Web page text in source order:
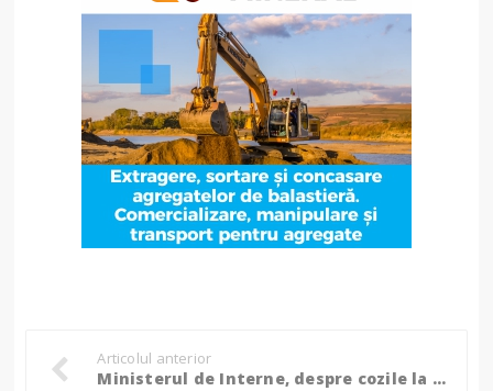
Articolul anterior
Ministerul de Interne, despre cozile la paşapoarte: Lipsa de personal se resimte şi în aceste servicii